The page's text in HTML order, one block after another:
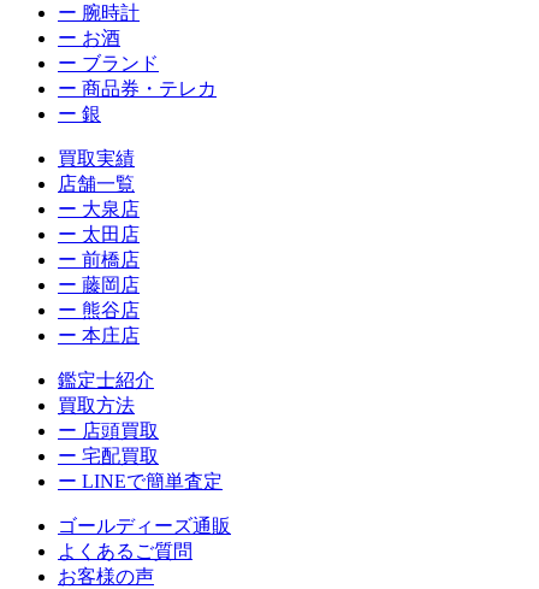
ー 腕時計
ー お酒
ー ブランド
ー 商品券・テレカ
ー 銀
買取実績
店舗一覧
ー 大泉店
ー 太田店
ー 前橋店
ー 藤岡店
ー 熊谷店
ー 本庄店
鑑定士紹介
買取方法
ー 店頭買取
ー 宅配買取
ー LINEで簡単査定
ゴールディーズ通販
よくあるご質問
お客様の声